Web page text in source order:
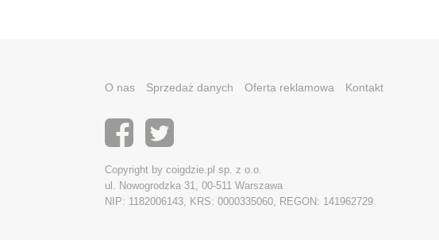
O nas Sprzedaż danych Oferta reklamowa Kontakt
Copyright by coigdzie.pl sp. z o.o.
ul. Nowogrodzka 31, 00-511 Warszawa
NIP: 1182006143, KRS: 0000335060, REGON: 141962729